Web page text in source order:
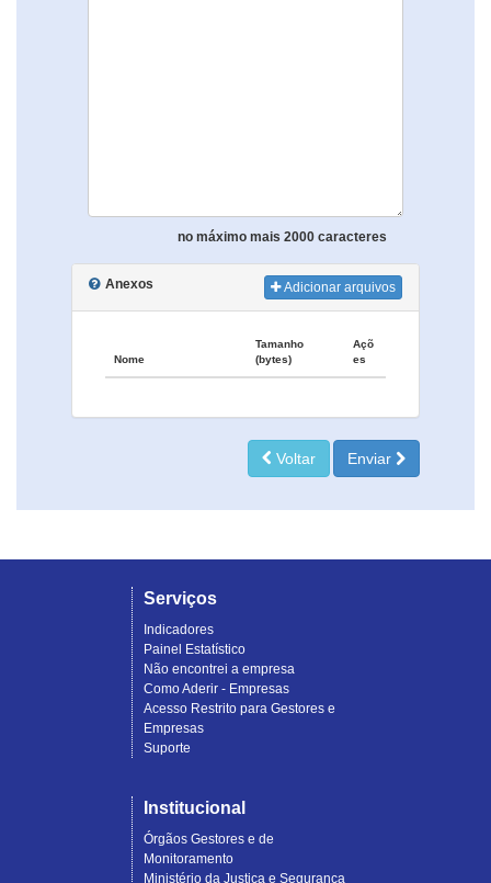
no máximo mais 2000 caracteres
Anexos Adicionar arquivos
Nome
Tamanho
(bytes)
Açõ
es
Voltar Enviar
Serviços
Indicadores
Painel Estatístico
Não encontrei a empresa
Como Aderir - Empresas
Acesso Restrito para Gestores e
Empresas
Suporte
Institucional
Órgãos Gestores e de
Monitoramento
Ministério da Justiça e Segurança